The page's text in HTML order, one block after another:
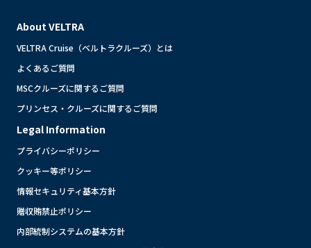
About VELTRA
VELTRA Cruise（ベルトラクルーズ）とは
よくあるご質問
MSCクルーズに関するご質問
プリンセス・クルーズに関するご質問
Legal Information
プライバシーポリシー
クッキー等ポリシー
情報セキュリティ基本方針
贈収賄禁止ポリシー
内部統制システムの基本方針